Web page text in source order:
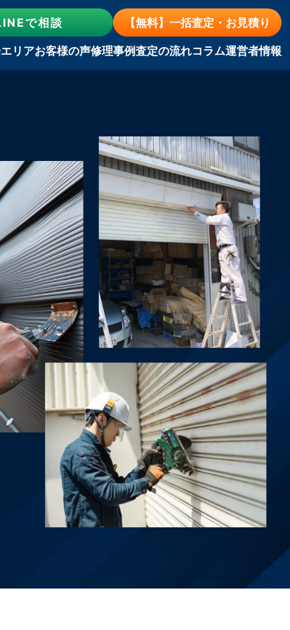
で相談
【無料】一括査定・お見積り
エリアお客様の声修理事例査定の流れコラム運営者情報